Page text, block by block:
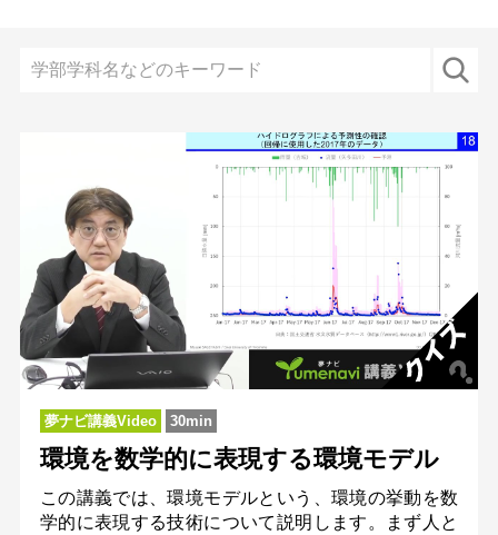
夢ナビ講義Video 30min
環境を数学的に表現する環境モデル
この講義では、環境モデルという、環境の挙動を数
学的に表現する技術について説明します。まず人と